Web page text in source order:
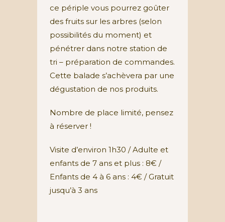
ce périple vous pourrez goûter
des fruits sur les arbres (selon
possibilités du moment) et
pénétrer dans notre station de
tri – préparation de commandes.
Cette balade s’achèvera par une
dégustation de nos produits.
Nombre de place limité, pensez
à réserver !
Visite d’environ 1h30 / Adulte et
enfants de 7 ans et plus : 8€ /
Enfants de 4 à 6 ans : 4€ / Gratuit
jusqu’à 3 ans